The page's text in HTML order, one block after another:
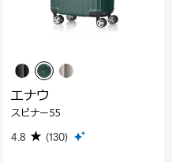
エナウ
スピナー55
4.8 (130)